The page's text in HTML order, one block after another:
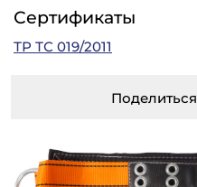
Сертификаты
ТР ТС 019/2011